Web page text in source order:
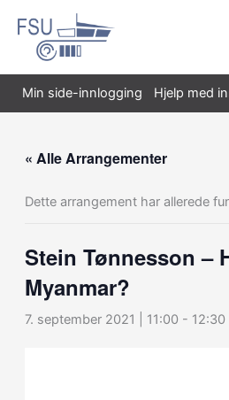
rett
innholdet
Min side-innlogging Hjelp med
« Alle Arrangementer
Dette arrangement har allerede
Stein Tønnesson –
Myanmar?
7. september 2021 | 11:00 - 12:30